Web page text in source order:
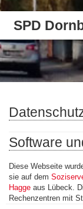
SPD
Software
Diese Webseite
sie auf dem
Hagge aus Lübeck.
Rechenzentren mit